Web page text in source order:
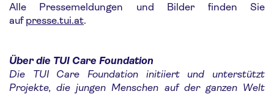
Alle Pressemeldungen und Bilder finden Sie
auf presse.tui.at.
Über die TUI Care Foundation
Die TUI Care Foundation initiiert und unterstützt
Projekte, die jungen Menschen auf der ganzen Welt